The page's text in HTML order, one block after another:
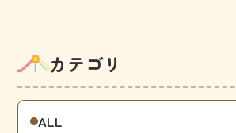
カテゴリ
ALL